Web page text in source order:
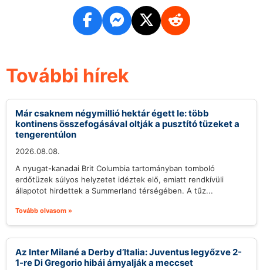
További hírek
Már csaknem négymillió hektár égett le: több
kontinens összefogásával oltják a pusztító tüzeket a
tengerentúlon
2026.08.08.
A nyugat-kanadai Brit Columbia tartományban tomboló
erdőtüzek súlyos helyzetet idéztek elő, emiatt rendkívüli
állapotot hirdettek a Summerland térségében. A tűz...
Tovább olvasom »
Az Inter Milané a Derby d’Italia: Juventus legyőzve 2-
1-re Di Gregorio hibái árnyalják a meccset